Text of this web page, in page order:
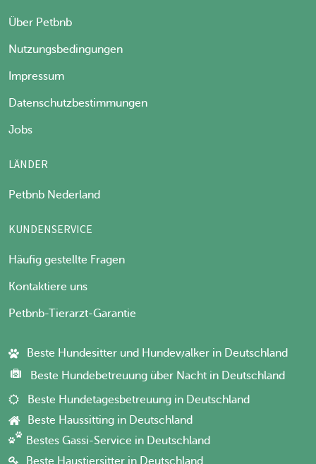
Über Petbnb
Nutzungsbedingungen
Impressum
Datenschutzbestimmungen
Jobs
LÄNDER
Petbnb Nederland
KUNDENSERVICE
Häufig gestellte Fragen
Kontaktiere uns
Petbnb-Tierarzt-Garantie
Beste Hundesitter und Hundewalker in Deutschland
Beste Hundebetreuung über Nacht in Deutschland
Beste Hundetagesbetreuung in Deutschland
Beste Haussitting in Deutschland
Bestes Gassi-Service in Deutschland
Beste Haustiersitter in Deutschland